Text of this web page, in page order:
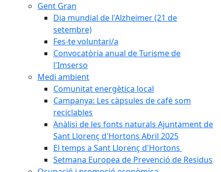
Gent Gran
Dia mundial de l'Alzheimer (21 de
setembre)
Fes-te voluntari/a
Convocatòria anual de Turisme de
l'Imserso
Medi ambient
Comunitat energètica local
Campanya: Les càpsules de cafè som
reciclables
Anàlisi de les fonts naturals Ajuntament de
Sant Llorenç d'Hortons Abril 2025
El temps a Sant Llorenç d'Hortons
Setmana Europea de Prevenció de Residus